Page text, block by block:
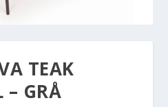
TEAK
– GRÅ